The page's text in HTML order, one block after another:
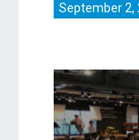
September 2,